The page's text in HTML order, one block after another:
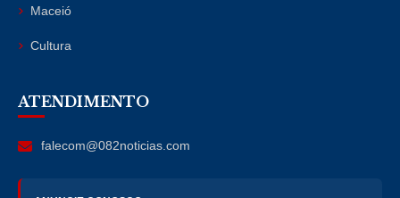
Maceió
Cultura
ATENDIMENTO
falecom@082noticias.com